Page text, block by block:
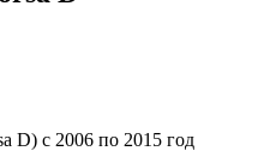
D) с 2006 по 2015 год